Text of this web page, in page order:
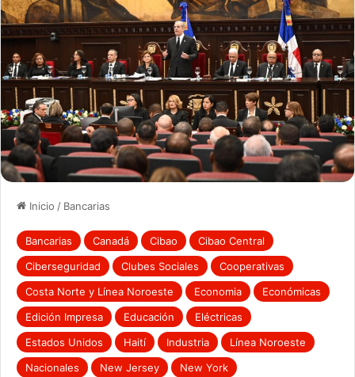
Inicio / Bancarias
Bancarias Canadá Cibao
Cibao Central
Ciberseguridad
Clubes Sociales
Cooperativas
Costa Norte y Línea Noroeste
Economia
Económicas
Edición Impresa
Educación
Eléctricas
Estados Unidos
Haití Industria
Línea Noroeste
Nacionales
New Jersey
New York